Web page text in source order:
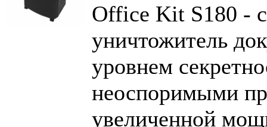
Office Kit S180 -
уничтожитель
уровнем
неоспоримыми
увеличенной